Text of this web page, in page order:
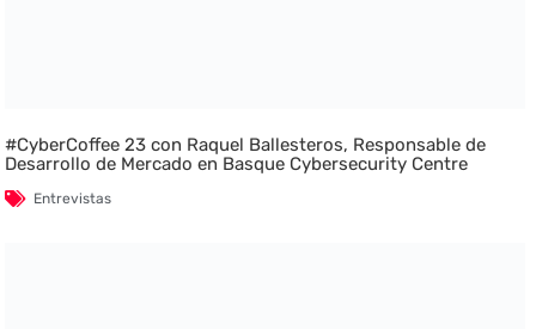
#CyberCoffee 23 con Raquel Ballesteros, Responsable de
Desarrollo de Mercado en Basque Cybersecurity Centre
Entrevistas